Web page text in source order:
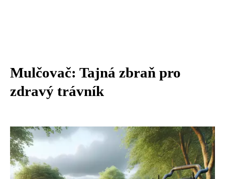
Mulčovač: Tajná zbraň pro
zdravý trávník